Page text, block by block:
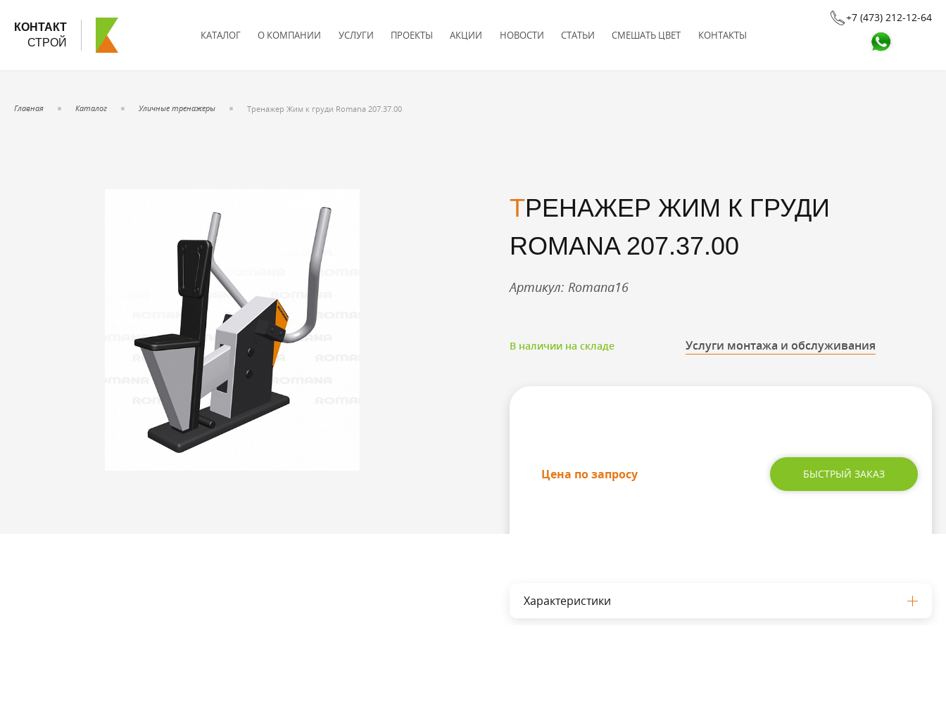
КОНТАКТ
СТРОЙ
КАТАЛОГ О КОМПАНИИ УСЛУГИ ПРОЕКТЫ АКЦИИ НОВОСТИ СТАТЬИ СМЕШАТЬ ЦВЕТ КОНТАКТЫ
+7 (473) 212-12-64
Главная Каталог Уличные тренажеры Тренажер Жим к груди Romana 207.37.00
ТРЕНАЖЕР ЖИМ К ГРУДИ
ROMANA 207.37.00
Артикул: Romana16
В наличии на складе Услуги монтажа и обслуживания
Цена по запросу БЫСТРЫЙ ЗАКАЗ
Характеристики